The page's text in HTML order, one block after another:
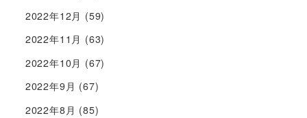
2022年12月 (59)
2022年11月 (63)
2022年10月 (67)
2022年9月 (67)
2022年8月 (85)